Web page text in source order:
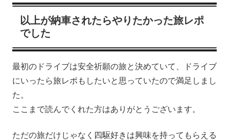
以上が納車されたらやりたかった旅レポ
でした
最初のドライブは安全祈願の旅と決めていて、ドライブ
にいったら旅レポもしたいと思っていたので満足しまし
た。
ここまで読んでくれた方はありがとうございます。
ただの旅だけじゃなく四駆好きは興味を持ってもらえる